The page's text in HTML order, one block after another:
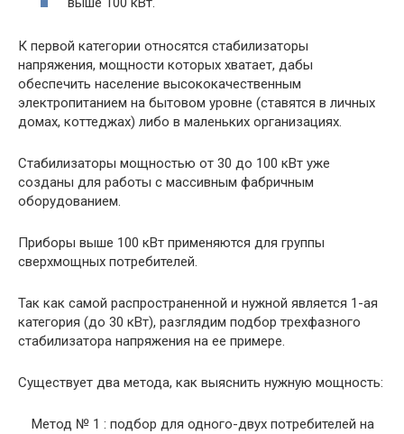
К первой категории относятся стабилизаторы
напряжения, мощности которых хватает, дабы
обеспечить население высококачественным
электропитанием на бытовом уровне (ставятся в личных
домах, коттеджах) либо в маленьких организациях.
Стабилизаторы мощностью от 30 до 100 кВт уже
созданы для работы с массивным фабричным
оборудованием.
Приборы выше 100 кВт применяются для группы
сверхмощных потребителей.
Так как самой распространенной и нужной является 1-ая
категория (до 30 кВт), разглядим подбор трехфазного
стабилизатора напряжения на ее примере.
Существует два метода, как выяснить нужную мощность:
Метод № 1 : подбор для одного-двух потребителей на